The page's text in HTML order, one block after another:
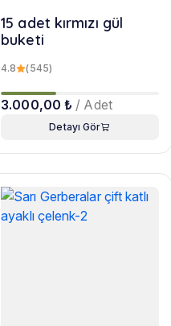
15 adet kırmızı gül
buketi
4.8 (545)
3.000,00 ₺ / Adet
Detayı Gör